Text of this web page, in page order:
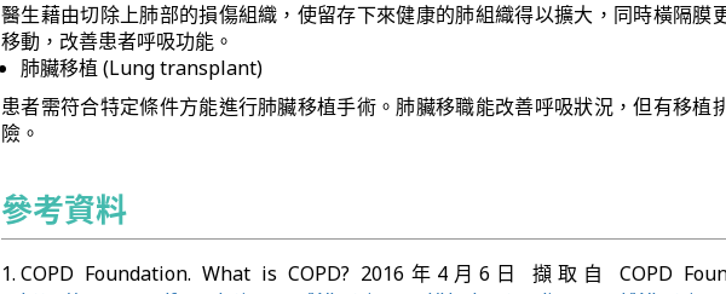
醫生藉由切除上肺部的損傷組織，使留存下來健康的肺組織得以擴大，同時橫隔膜
移動，改善患者呼吸功能。
肺臟移植 (Lung transplant)
患者需符合特定條件方能進行肺臟移植手術。肺臟移職能改善呼吸狀況，但有移植
險。
參考資料
COPD Foundation. What is COPD? 2016年4月6日 擷取自 COPD